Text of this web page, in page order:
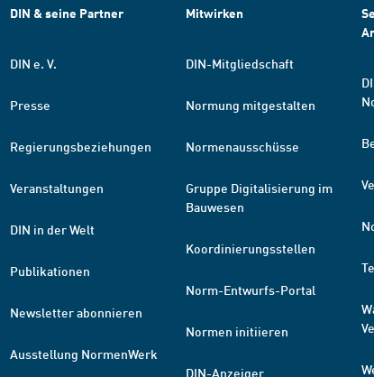
DIN & seine Partner
DIN e. V.
Presse
Regierungsbeziehungen
Veranstaltungen
DIN in der Welt
Publikationen
Newsletter abonnieren
Ausstellung NormenWerk
Mitwirken
DIN-Mitgliedschaft
Normung mitgestalten
Normenausschüsse
Gruppe Digitalisierung im
Bauwesen
Koordinierungsstellen
Norm-Entwurfs-Portal
Normen initiieren
DIN-Anzeiger